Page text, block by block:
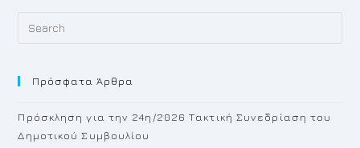
Πρόσφατα Άρθρα
Πρόσκληση για την 24η/2026 Τακτική Συνεδρίαση του
Δημοτικού Συμβουλίου